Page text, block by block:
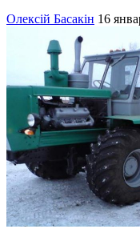
Олексій Басакін 16